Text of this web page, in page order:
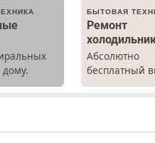
БЫТОВАЯ
Ремонт
Абсолютно
бесплатный
Ремонт